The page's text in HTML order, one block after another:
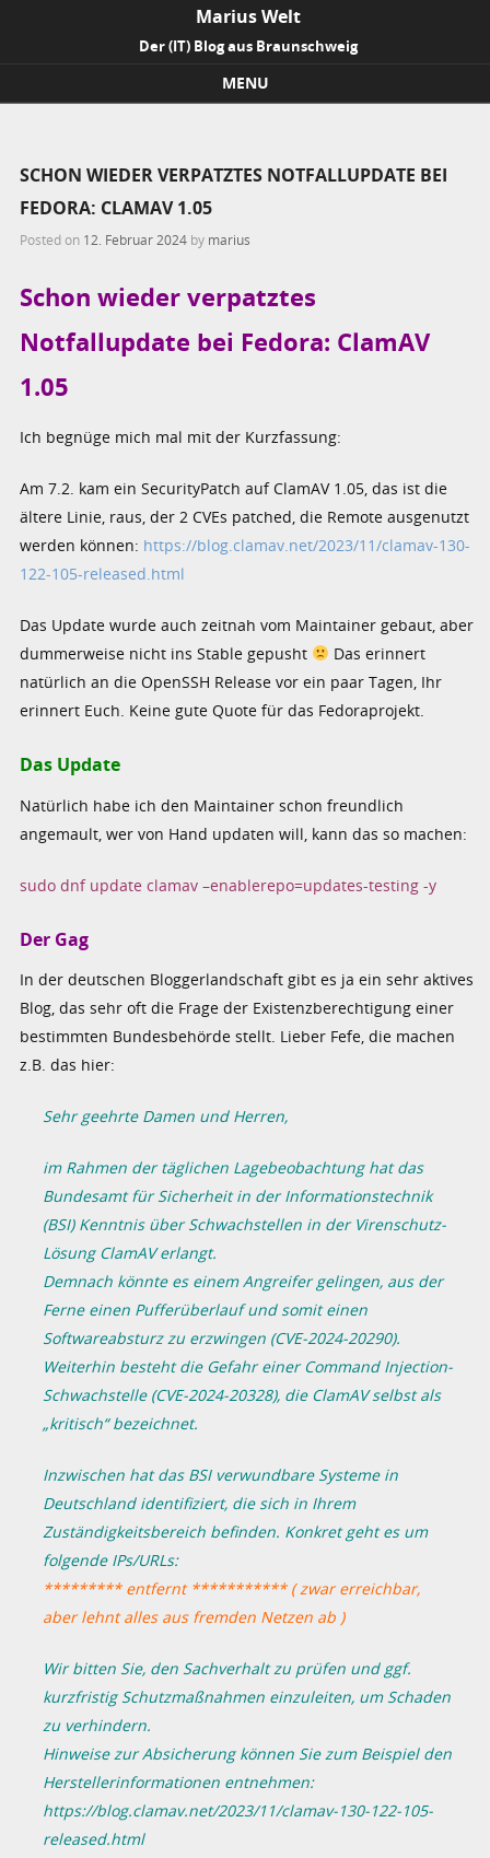
Marius Welt
Der (IT) Blog aus Braunschweig
MENU
SCHON WIEDER VERPATZTES NOTFALLUPDATE BEI
FEDORA: CLAMAV 1.05
Posted on 12. Februar 2024 by marius
Schon wieder verpatztes
Notfallupdate bei Fedora: ClamAV
1.05
Ich begnüge mich mal mit der Kurzfassung:
Am 7.2. kam ein SecurityPatch auf ClamAV 1.05, das ist die
ältere Linie, raus, der 2 CVEs patched, die Remote ausgenutzt
werden können: https://blog.clamav.net/2023/11/clamav-130-
122-105-released.html
Das Update wurde auch zeitnah vom Maintainer gebaut, aber
dummerweise nicht ins Stable gepusht
Das erinnert
natürlich an die OpenSSH Release vor ein paar Tagen, Ihr
erinnert Euch. Keine gute Quote für das Fedoraprojekt.
Das Update
Natürlich habe ich den Maintainer schon freundlich
angemault, wer von Hand updaten will, kann das so machen:
sudo dnf update clamav –enablerepo=updates-testing -y
Der Gag
In der deutschen Bloggerlandschaft gibt es ja ein sehr aktives
Blog, das sehr oft die Frage der Existenzberechtigung einer
bestimmten Bundesbehörde stellt. Lieber Fefe, die machen
z.B. das hier:
Sehr geehrte Damen und Herren,
im Rahmen der täglichen Lagebeobachtung hat das
Bundesamt für Sicherheit in der Informationstechnik
(BSI) Kenntnis über Schwachstellen in der Virenschutz-
Lösung ClamAV erlangt.
Demnach könnte es einem Angreifer gelingen, aus der
Ferne einen Pufferüberlauf und somit einen
Softwareabsturz zu erzwingen (CVE-2024-20290).
Weiterhin besteht die Gefahr einer Command Injection-
Schwachstelle (CVE-2024-20328), die ClamAV selbst als
„kritisch“ bezeichnet.
Inzwischen hat das BSI verwundbare Systeme in
Deutschland identifiziert, die sich in Ihrem
Zuständigkeitsbereich befinden. Konkret geht es um
folgende IPs/URLs:
********* entfernt *********** ( zwar erreichbar,
aber lehnt alles aus fremden Netzen ab )
Wir bitten Sie, den Sachverhalt zu prüfen und ggf.
kurzfristig Schutzmaßnahmen einzuleiten, um Schaden
zu verhindern.
Hinweise zur Absicherung können Sie zum Beispiel den
Herstellerinformationen entnehmen:
https://blog.clamav.net/2023/11/clamav-130-122-105-
released.html